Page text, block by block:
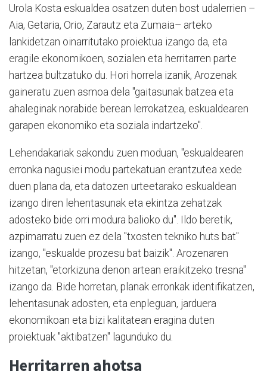
Urola Kosta eskualdea osatzen duten bost udalerrien –
Aia, Getaria, Orio, Zarautz eta Zumaia– arteko
lankidetzan oinarritutako proiektua izango da, eta
eragile ekonomikoen, sozialen eta herritarren parte
hartzea bultzatuko du. Hori horrela izanik, Arozenak
gaineratu zuen asmoa dela "gaitasunak batzea eta
ahaleginak norabide berean lerrokatzea, eskualdearen
garapen ekonomiko eta soziala indartzeko".
Lehendakariak sakondu zuen moduan, "eskualdearen
erronka nagusiei modu partekatuan erantzutea xede
duen plana da, eta datozen urteetarako eskualdean
izango diren lehentasunak eta ekintza zehatzak
adosteko bide orri modura balioko du". Ildo beretik,
azpimarratu zuen ez dela "txosten tekniko huts bat"
izango, "eskualde prozesu bat baizik". Arozenaren
hitzetan, "etorkizuna denon artean eraikitzeko tresna"
izango da. Bide horretan, planak erronkak identifikatzen,
lehentasunak adosten, eta enpleguan, jarduera
ekonomikoan eta bizi kalitatean eragina duten
proiektuak "aktibatzen" lagunduko du.
Herritarren ahotsa